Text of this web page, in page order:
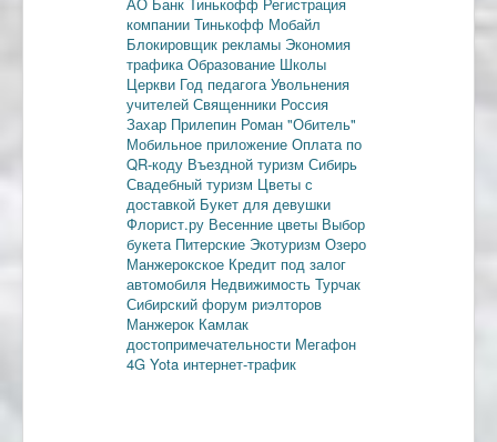
компании Тинькофф Мобайл
Блокировщик рекламы Экономия
трафикаОбразование Школы
Церкви Год педагогаУвольнения
учителей Священники Россия
Захар Прилепин Роман "Обитель"
Мобильное приложение Оплата по
QR-коду Въездной туризм Сибирь
Свадебный туризм Цветы с
доставкой Букет для девушки
Флорист.ру Весенние цветы Выбор
букета Питерские Экотуризм Озеро
Манжерокское Кредит под залог
автомобиля Недвижимость Турчак
Сибирский форум риэлторов
Манжерок Камлак
достопримечательности Мегафон
4G Yota интернет-трафик